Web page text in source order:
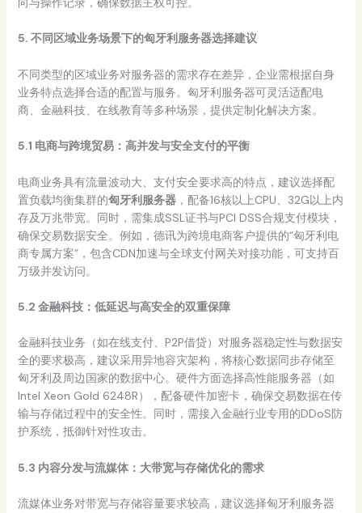
5. 不同区域业务场景下的匈牙利服务器选择建议
不同类型的区域业务对服务器的需求存在差异，企业需根据自身
业务特点选择合适的配置与服务。匈牙利服务器可灵活适配电
商、金融科技、在线教育等多种场景，提供定制化解决方案。
5.1 电商与跨境贸易：高并发与安全支付的平衡
电商业务具有流量波动大、支付安全要求高的特点，建议选择配
置负载均衡集群的匈牙利服务器，配备16核以上CPU、32G以上内
存及万兆带宽。同时，需集成SSL证书与PCI DSS合规支付模块，
确保交易数据安全。例如，德讯为跨境电商客户提供的“匈牙利电
商专属方案”，包含CDN加速与全球支付网关对接功能，可支持百
万级并发访问。
5.2 金融科技：低延迟与高安全的双重保障
金融科技业务（如在线支付、P2P借贷）对服务器稳定性与数据安
全的要求极高，建议采用异地容灾架构，将核心数据同步存储至
匈牙利及周边国家的数据中心。硬件方面选择高性能服务器（如
Intel Xeon Gold 6248R），配备硬件加密卡，确保交易数据在传
输与存储过程中的安全性。同时，需接入金融行业专用的DDoS防
护系统，抵御针对性攻击。
5.3 内容分发与流媒体：大带宽与存储优化的需求
流媒体业务对带宽与存储容量要求较高，建议选择匈牙利服务器